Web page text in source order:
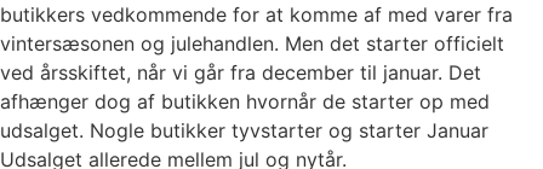
butikkers vedkommende for at komme af med varer fra
vintersæsonen og julehandlen. Men det starter officielt
ved årsskiftet, når vi går fra december til januar. Det
afhænger dog af butikken hvornår de starter op med
udsalget. Nogle butikker tyvstarter og starter Januar
Udsalget allerede mellem jul og nytår.